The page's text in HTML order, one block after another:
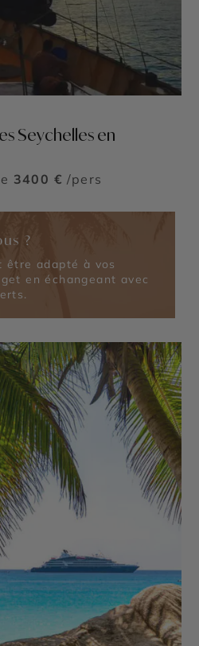
Seychelles en
3400 € /pers
?
être adapté à vos
en échangeant avec